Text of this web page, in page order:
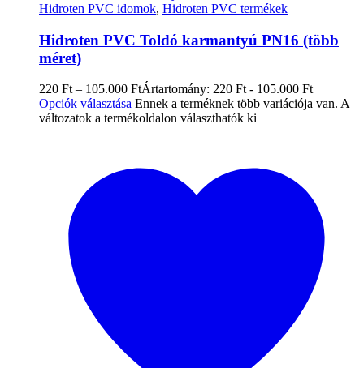
Hidroten PVC idomok, Hidroten PVC termékek
Hidroten PVC Toldó karmantyú PN16 (több
méret)
220 Ft – 105.000 FtÁrtartomány: 220 Ft - 105.000 Ft
Opciók választása Ennek a terméknek több variációja van. A
változatok a termékoldalon választhatók ki